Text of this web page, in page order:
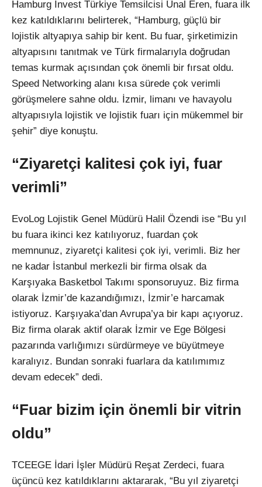
Hamburg Invest Türkiye Temsilcisi Ünal Eren, fuara ilk
kez katıldıklarını belirterek, “Hamburg, güçlü bir
lojistik altyapıya sahip bir kent. Bu fuar, şirketimizin
altyapısını tanıtmak ve Türk firmalarıyla doğrudan
temas kurmak açısından çok önemli bir fırsat oldu.
Speed Networking alanı kısa sürede çok verimli
görüşmelere sahne oldu. İzmir, limanı ve havayolu
altyapısıyla lojistik ve lojistik fuarı için mükemmel bir
şehir” diye konuştu.
“Ziyaretçi kalitesi çok iyi, fuar
verimli”
EvoLog Lojistik Genel Müdürü Halil Özendi ise “Bu yıl
bu fuara ikinci kez katılıyoruz, fuardan çok
memnunuz, ziyaretçi kalitesi çok iyi, verimli. Biz her
ne kadar İstanbul merkezli bir firma olsak da
Karşıyaka Basketbol Takımı sponsoruyuz. Biz firma
olarak İzmir’de kazandığımızı, İzmir’e harcamak
istiyoruz. Karşıyaka’dan Avrupa’ya bir kapı açıyoruz.
Biz firma olarak aktif olarak İzmir ve Ege Bölgesi
pazarında varlığımızı sürdürmeye ve büyütmeye
karalıyız. Bundan sonraki fuarlara da katılımımız
devam edecek” dedi.
“Fuar bizim için önemli bir vitrin
oldu”
TCEEGE İdari İşler Müdürü Reşat Zerdeci, fuara
üçüncü kez katıldıklarını aktararak, “Bu yıl ziyaretçi